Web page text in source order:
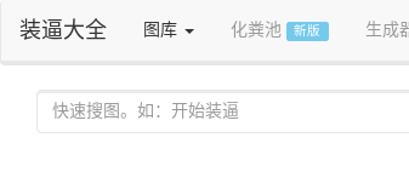
装逼大全 图库 化粪池 新版 生成